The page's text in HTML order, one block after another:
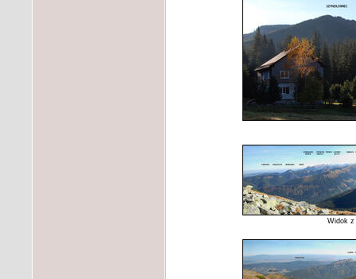
Widok z